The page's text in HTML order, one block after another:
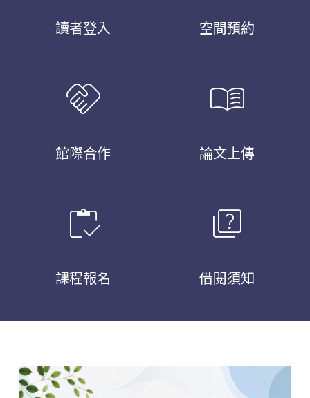
讀者登入 空間預約
handshake
館際合作
menu_book
論文上傳
inventory
課程報名
quiz
借閱須知